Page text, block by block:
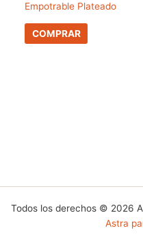
Empotrable Plateado
COMPRAR
Todos los derechos © 2026
Astra